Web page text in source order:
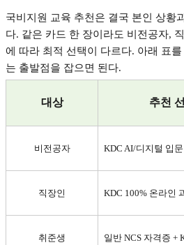
국비지원 교육 추천은 결국 본인 상황
다. 같은 카드 한 장이라도 비전공자,
에 따라 최적 선택이 다르다. 아래 표
는 출발점을 잡으면 된다.
대상 추천
비전공자 KDC AI/디지털 입
직장인 KDC 100% 온라인
취준생 일반 NCS 자격증 +